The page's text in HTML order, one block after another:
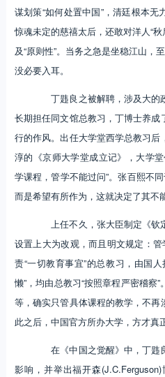
谋划策“如何处置中国”，清廷根本
惊魂未定的慈禧太后，还敢对洋人“
及“原则性”。当务之急是坐稳江山，
没必要入耳。
丁韪良之被解聘，涉及大的
长期担任同文馆总教习，丁博士养
行的作风。出任大学堂西学总教习
淳的《京师大学堂成立记》，大学
学课程，管学不能过问”。张百熙不
而是希望有所作为，这就决定了其不
上任不久，张大臣制定《钦
设置上大为改观，而且明文规定：管
责“一切教育事宜”的总教习，由国
懒”，均由总教习“按照章程严密稽察
等，确实只管具体课程的教学，不
此之后，中国官方所办大学，方才真
在《中国之觉醒》中，丁韪
影响，并举出福开森